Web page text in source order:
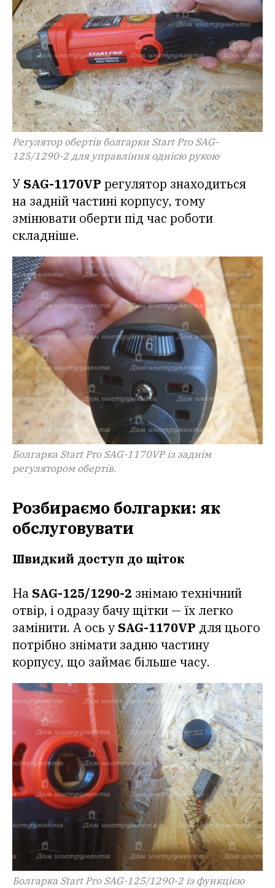
Регулятор обертів болгарки Start Pro SAG-
125/1290-2 для управління однією рукою
У SAG-1170VP регулятор знаходиться
на задній частині корпусу, тому
змінювати оберти під час роботи
складніше.
Болгарка Start Pro SAG-1170VP із заднім
регулятором обертів.
Розбираємо болгарки: як
обслуговувати
Швидкий доступ до щіток
На SAG-125/1290-2 знімаю технічний
отвір, і одразу бачу щітки — їх легко
замінити. А ось у SAG-1170VP для цього
потрібно знімати задню частину
корпусу, що займає більше часу.
Болгарка Start Pro SAG-125/1290-2 із функцією